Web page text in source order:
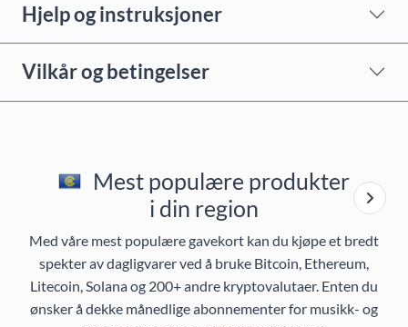
Hjelp og instruksjoner
Vilkår og betingelser
Mest populære produkter
i din region
Med våre mest populære gavekort kan du kjøpe et bredt
spekter av dagligvarer ved å bruke Bitcoin, Ethereum,
Litecoin, Solana og 200+ andre kryptovalutaer. Enten du
ønsker å dekke månedlige abonnementer for musikk- og